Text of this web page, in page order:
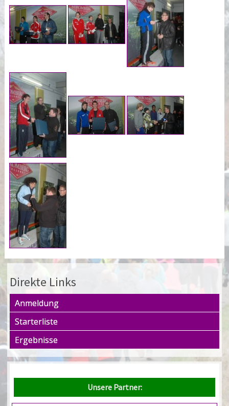
Direkte Links
Anmeldung
Starterliste
Ergebnisse
Unsere Partner: